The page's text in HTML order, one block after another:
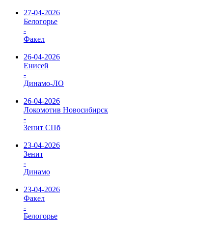
27-04-2026
Белогорье
-
Факел
26-04-2026
Енисей
-
Динамо-ЛО
26-04-2026
Локомотив Новосибирск
-
Зенит СПб
23-04-2026
Зенит
-
Динамо
23-04-2026
Факел
-
Белогорье